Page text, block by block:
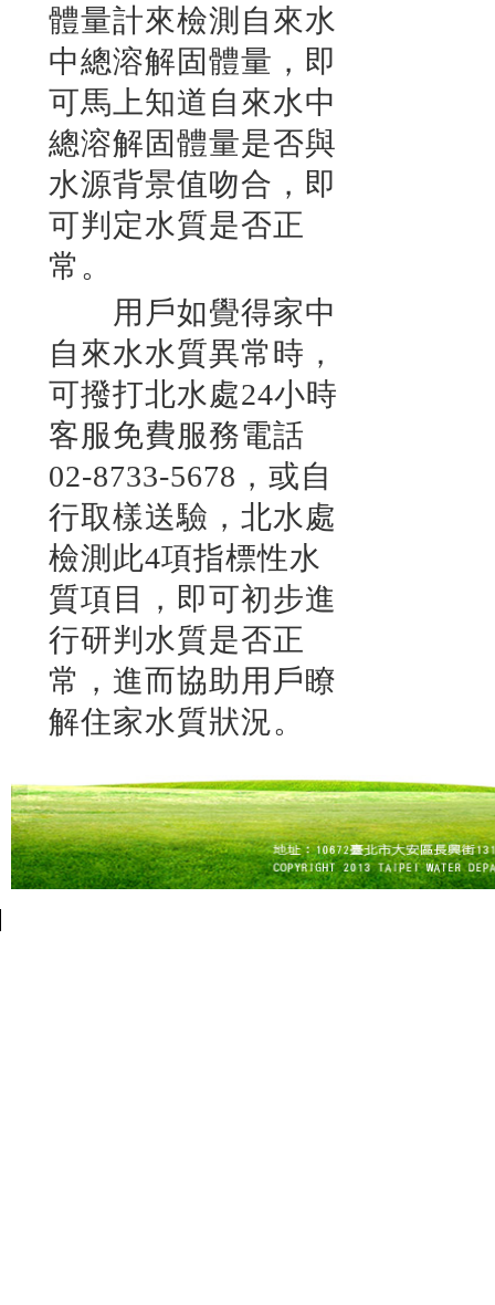
體量計來檢測自來水
中總溶解固體量，即
可馬上知道自來水中
總溶解固體量是否與
水源背景值吻合，即
可判定水質是否正
常。
用戶如覺得家中
自來水水質異常時，
可撥打北水處24小時
客服免費服務電話
02-8733-5678，或自
行取樣送驗，北水處
檢測此4項指標性水
質項目，即可初步進
行研判水質是否正
常，進而協助用戶瞭
解住家水質狀況。